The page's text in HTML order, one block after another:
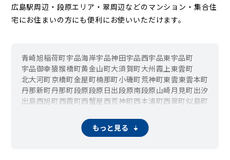
広島駅周辺・段原エリア・翠周辺などのマンション・集合住
宅にお住まいの方にも便利にお使いいただけます。
青崎旭稲荷町宇品海岸宇品神田宇品西宇品東宇品町
宇品御幸猿猴橋町黄金山町大須賀町大州 霞 上東雲町
北大河町京橋町金屋町楠那町小磯町荒神町東雲東雲本町
丹那新町丹那町段原段原日出段原南段原山崎月見町出汐
出島西旭町西霞町西蟹屋西荒神町西本浦町西翠町似島町
東本浦町比治山公園比治山町
松川町松原町的場町翠 南大河町
もっと見る